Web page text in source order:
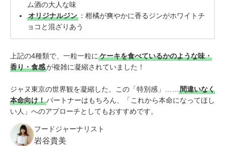
ム酒の大人な味
オリジナルジン ：柑橘が爽やかに香るジンがホワイトチ
ョコと混ざりあう
上記の4種類で、一粒一粒にケーキを食べているかのような味・
香り・食感が複雑に凝縮されていました！
ジャヌ東京の世界観を凝縮した、この「特別感」…… 間違いなく
本命向け！パートナーはもちろん、「これから本命になってほし
い人」へのアプローチとしてもおすすめです。
フードジャーナリスト
岩谷貴美